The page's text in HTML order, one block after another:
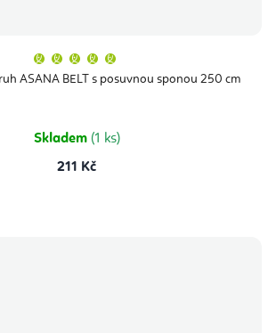
ASANA BELT s posuvnou sponou 250 cm
produktu
je
Skladem (1 ks)
211 Kč